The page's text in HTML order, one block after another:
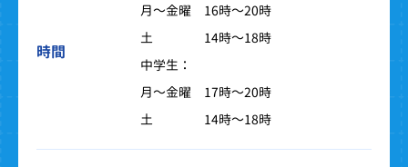
時間
月～金曜 16時～20時
土 14時～18時
中学生：
月～金曜 17時～20時
土 14時～18時